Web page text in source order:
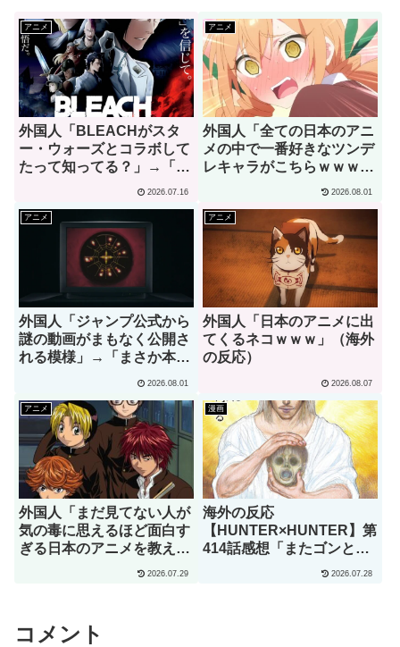
アニメ
外国人「BLEACHがスタ
ー・ウォーズとコラボして
たって知ってる？」→「何
2026.07.16
アニメ
外国人「全ての日本のアニ
メの中で一番好きなツンデ
レキャラがこちらｗｗｗ」
2026.08.01
アニメ
外国人「ジャンプ公式から
謎の動画がまもなく公開さ
れる模様」→「まさか本当
2026.08.01
アニメ
外国人「日本のアニメに出
てくるネコｗｗｗ」（海外
の反応）
2026.08.07
アニメ
外国人「まだ見てない人が
気の毒に思えるほど面白す
ぎる日本のアニメを教え
て」→「究極の夏アニメで
2026.07.29
漫画
海外の反応
【HUNTER×HUNTER】第
414話感想「またゴンとキ
ルアを見られるなんて･･･
2026.07.28
コメント